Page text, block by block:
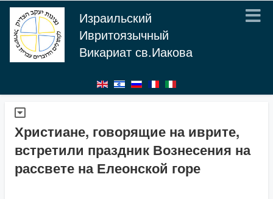
Израильский
Ивритоязычный
Викариат св.Иакова
Христиане, говорящие на иврите,
встретили праздник Вознесения на
рассвете на Елеонской горе